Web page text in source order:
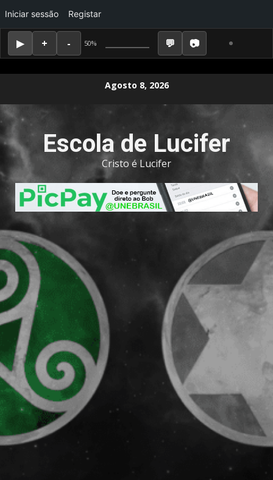
50%
Iniciar sessão Registar
Agosto 8, 2026
Escola de Lucifer
Cristo é Lucifer